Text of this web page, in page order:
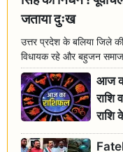
जताया दुःख
उत्तर प्रदेश के बलिया जिले
विधायक रहे और बहुजन समाज
आज
राशि
राशि